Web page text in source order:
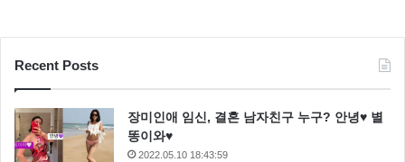
Recent Posts
장미인애 임신, 결혼 남자친구 누구? 안녕♥ 별
똥이와♥
2022.05.10 18:43:59